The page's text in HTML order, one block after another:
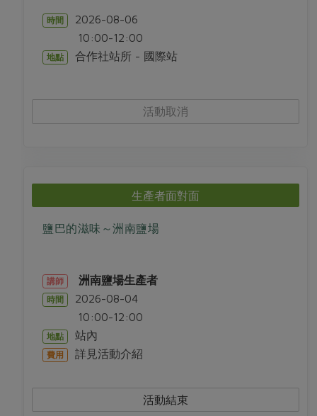
時間 2026-08-06
10:00-12:00
地點 合作社站所 - 國際站
活動取消
生產者面對面
鹽巴的滋味～洲南鹽場
講師 洲南鹽場生產者
時間 2026-08-04
10:00-12:00
地點 站內
費用 詳見活動介紹
活動結束